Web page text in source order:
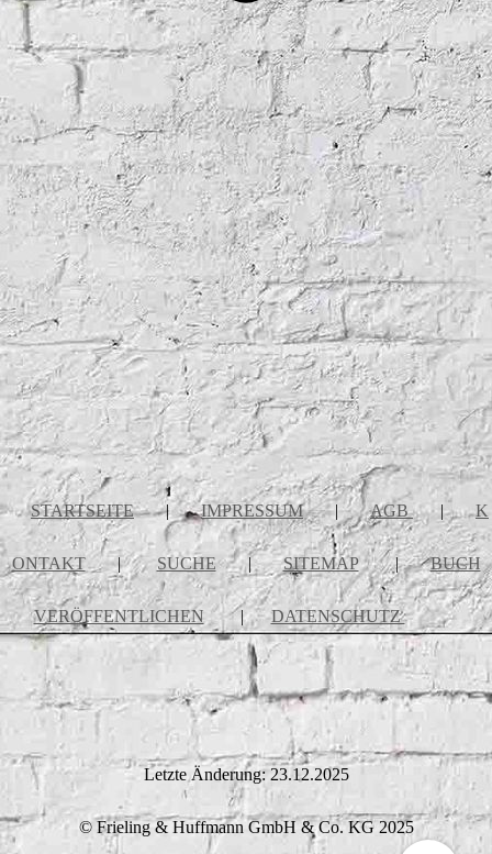
STARTSEITE | IMPRESSUM | AGB | K
ONTAKT | SUCHE | SITEMAP | BUCH
VERÖFFENTLICHEN | DATENSCHUTZ
Letzte Änderung: 23.12.2025
© Frieling & Huffmann GmbH & Co. KG 2025